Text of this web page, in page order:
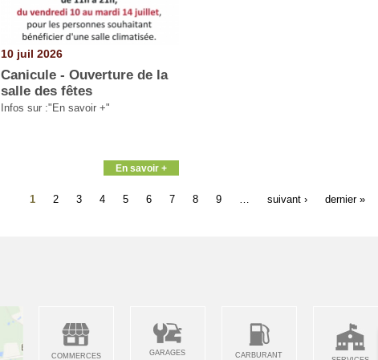
10 juil 2026
Canicule - Ouverture de la
salle des fêtes
Infos sur :"En savoir +"
En savoir +
1 2 3 4 5 6 7 8 9 suivant › dernier »
COMMERCES GARAGES CARBURANT